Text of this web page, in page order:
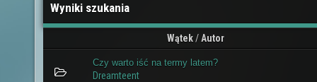
Wyniki szukania
Wątek/Autor
Czy warto iść na termy latem?
Dreamteent